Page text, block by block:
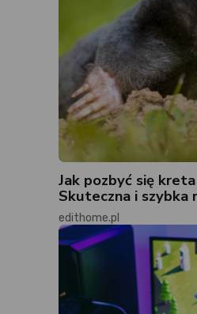
Jak pozbyć się
Skuteczna i szybka
edithome.pl